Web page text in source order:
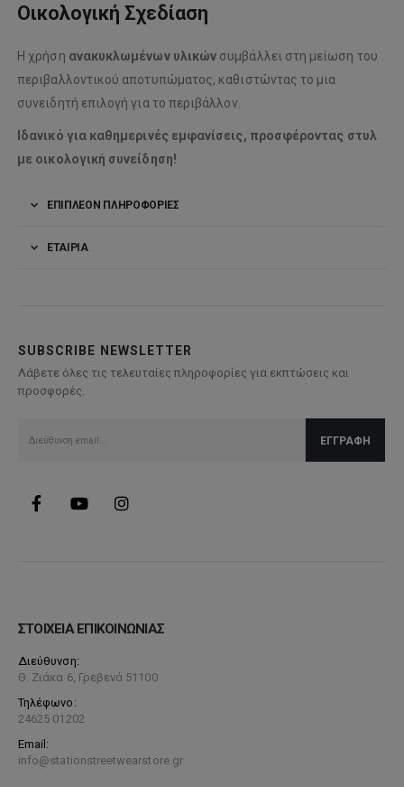
Οικολογική Σχεδίαση
Η χρήση ανακυκλωμένων υλικών συμβάλλει στη μείωση του
περιβαλλοντικού αποτυπώματος, καθιστώντας το μια
συνειδητή επιλογή για το περιβάλλον.
Ιδανικό για καθημερινές εμφανίσεις, προσφέροντας στυλ
με οικολογική συνείδηση!
ΕΠΙΠΛΈΟΝ ΠΛΗΡΟΦΟΡΊΕΣ
ΕΤΑΙΡΊΑ
SUBSCRIBE NEWSLETTER
Λάβετε όλες τις τελευταίες πληροφορίες για εκπτώσεις και
προσφορές.
ΣΤΟΙΧΕΙΑ ΕΠΙΚΟΙΝΩΝΙΑΣ
Διεύθυνση:
Θ. Ζιάκα 6, Γρεβενά 51100
Τηλέφωνο:
24625 01202
Email:
info@stationstreetwearstore.gr